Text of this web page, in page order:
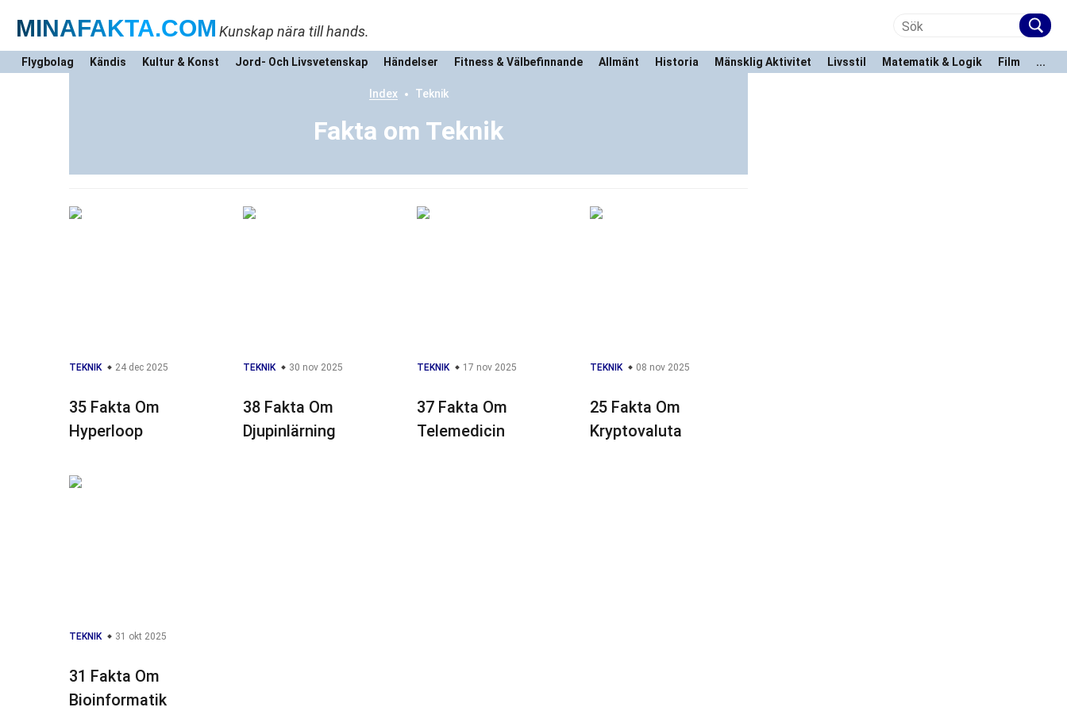
MINAFAKTA.COM Kunskap nära till hands.
Flygbolag Kändis Kultur & Konst Jord- Och Livsvetenskap Händelser Fitness & Välbefinnande Allmänt Historia Mänsklig Aktivitet Livsstil Matematik & Logik Film ...
Index Teknik
Fakta om Teknik
TEKNIK 24 dec 2025
35 Fakta Om
Hyperloop
TEKNIK 30 nov 2025
38 Fakta Om
Djupinlärning
TEKNIK 17 nov 2025
37 Fakta Om
Telemedicin
TEKNIK 08 nov 2025
25 Fakta Om
Kryptovaluta
TEKNIK 31 okt 2025
31 Fakta Om
Bioinformatik